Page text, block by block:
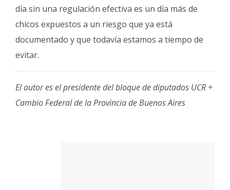
día sin una regulación efectiva es un día más de
chicos expuestos a un riesgo que ya está
documentado y que todavía estamos a tiempo de
evitar.
El autor es el presidente del bloque de diputados UCR +
Cambio Federal de la Provincia de Buenos Aires